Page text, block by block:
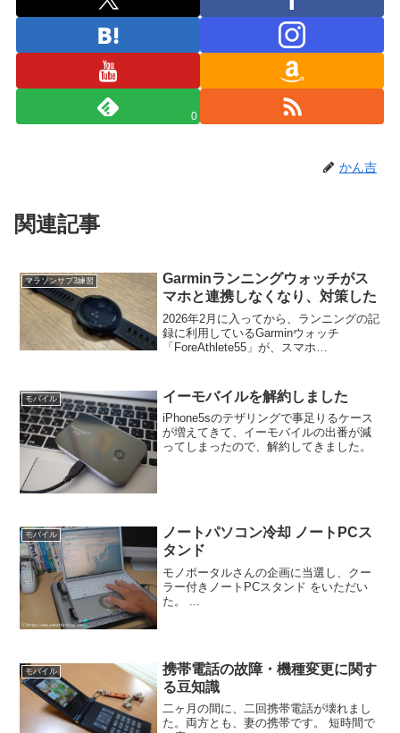
0
かん吉
関連記事
マラソンサブ3練習
Garminランニングウォッチがス
マホと連携しなくなり、対策した
2026年2月に入ってから、ランニングの記
録に利用しているGarminウォッチ
「ForeAthlete55」が、スマホ
しく確認することができないので、と
て...
モバイル イーモバイルを解約しました
iPhone5sのテザリングで事足りるケース
が増えてきて、イーモバイルの出番が減
ってしまったので、解約してきました。
モバイル
ノートパソコン冷却 ノートPCス
タンド
モノポータルさんの企画に当選し、クー
ラー付きノートPCスタンド をいただい
た。 ...
モバイル
携帯電話の故障・機種変更に関す
る豆知識
二ヶ月の間に、二回携帯電話が壊れまし
た。両方とも、妻の携帯です。 短時間で